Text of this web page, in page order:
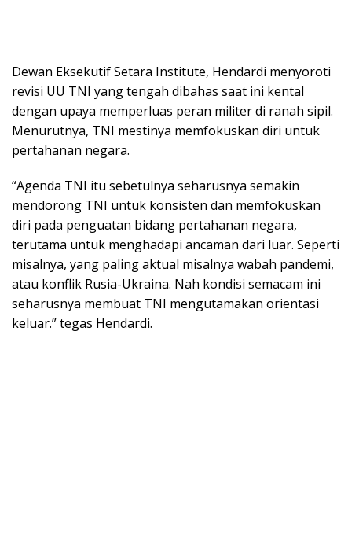
Dewan Eksekutif Setara Institute, Hendardi menyoroti
revisi UU TNI yang tengah dibahas saat ini kental
dengan upaya memperluas peran militer di ranah sipil.
Menurutnya, TNI mestinya memfokuskan diri untuk
pertahanan negara.
“Agenda TNI itu sebetulnya seharusnya semakin
mendorong TNI untuk konsisten dan memfokuskan
diri pada penguatan bidang pertahanan negara,
terutama untuk menghadapi ancaman dari luar. Seperti
misalnya, yang paling aktual misalnya wabah pandemi,
atau konflik Rusia-Ukraina. Nah kondisi semacam ini
seharusnya membuat TNI mengutamakan orientasi
keluar.” tegas Hendardi.